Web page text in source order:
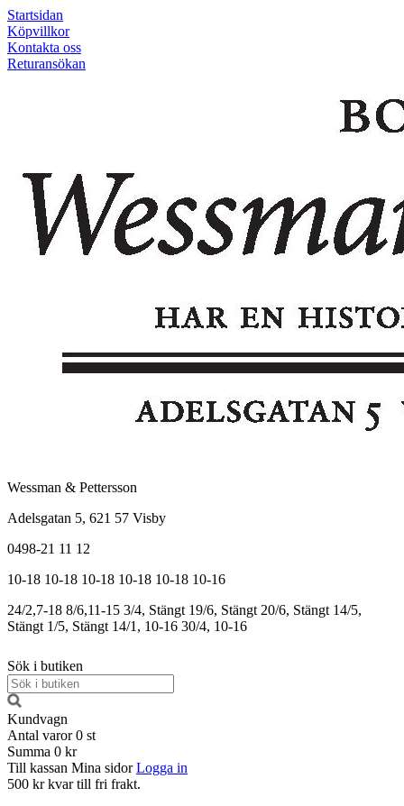
Startsidan
Köpvillkor
Kontakta oss
Returansökan
Wessman & Pettersson
Adelsgatan 5, 621 57 Visby
0498-21 11 12
10-18 10-18 10-18 10-18 10-18 10-16
24/2,7-18 8/6,11-15 3/4, Stängt 19/6, Stängt 20/6, Stängt 14/5,
Stängt 1/5, Stängt 14/1, 10-16 30/4, 10-16
Sök i butiken
Kundvagn
Antal varor 0 st
Summa 0 kr
Till kassan Mina sidor Logga in
500 kr kvar till fri frakt.